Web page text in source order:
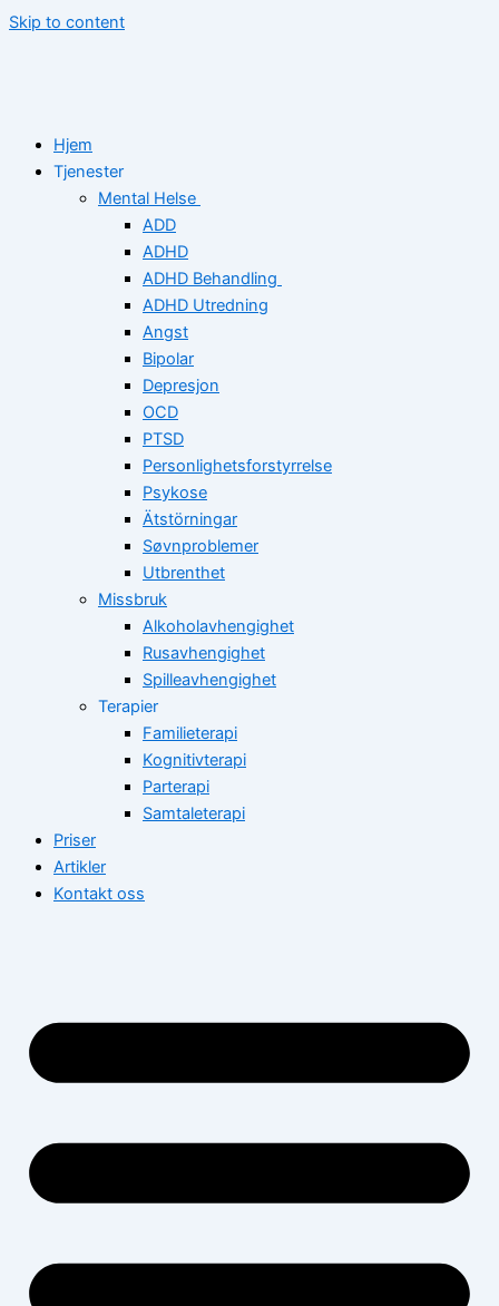
Skip to content
Hjem
Tjenester
Mental Helse
ADD
ADHD
ADHD Behandling
ADHD Utredning
Angst
Bipolar
Depresjon
OCD
PTSD
Personlighetsforstyrrelse
Psykose
Ätstörningar
Søvnproblemer
Utbrenthet
Missbruk
Alkoholavhengighet
Rusavhengighet
Spilleavhengighet
Terapier
Familieterapi
Kognitivterapi
Parterapi
Samtaleterapi
Priser
Artikler
Kontakt oss